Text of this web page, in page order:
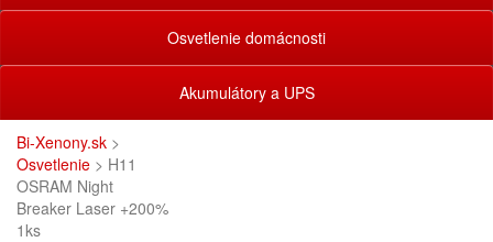
Osvetlenie domácnosti
Akumulátory a UPS
Bi-Xenony.sk >
Osvetlenie > H11
OSRAM Night
Breaker Laser +200%
1ks